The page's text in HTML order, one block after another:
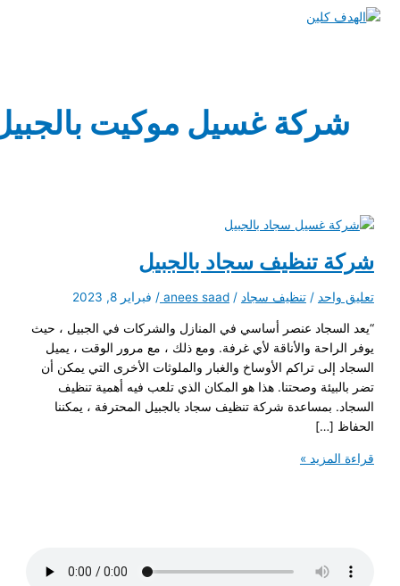
غسيل موكيت بالجبيل
تنظيف سجاد بالجبيل
/تنظيف سجاد/
anees saad
/فبراير 8, 2023
عنصر أساسي في المنازل والشركات في الجبيل ، حيث
والأناقة لأي غرفة. ومع ذلك ، مع مرور الوقت ، يميل
إلى تراكم الأوساخ والغبار والملوثات الأخرى التي يمكن أن
وصحتنا. هذا هو المكان الذي تلعب فيه أهمية تنظيف
بمساعدة شركة تنظيف سجاد بالجبيل المحترفة ، يمكننا
»